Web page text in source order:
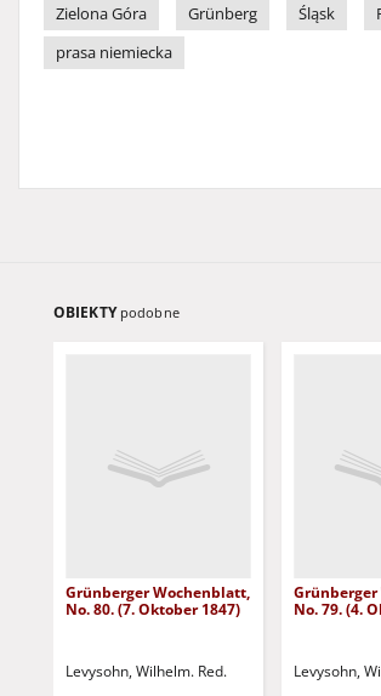
Zielona Góra
Grünberg Śląsk
prasa niemiecka
OBIEKTY podobne
Grünberger Wochenblatt,
No. 80. (7. Oktober 1847)
Levysohn, Wilhelm. Red.
No. 79. (4.
Levysohn,